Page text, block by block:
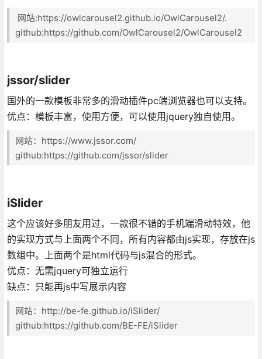
网站:https://owlcarousel2.github.io/OwlCarousel2/.
github:https://github.com/OwlCarousel2/OwlCarousel2
jssor/slider
国外的一款模板非常多的滑动插件pc端浏览器也可以支持。
优点：模板丰富，使用方便，可以使用jquery独自使用。
网站：https://www.jssor.com/
github:https://github.com/jssor/slider
iSlider
这个应该好多朋友用过，一款很不错的手机端滑动特效，他
的实现方式与上面两个不同，所有内容都由js实现，存放在js
数组中。上面两个是html代码与js混合的形式。
优点：无需jquery可独立运行
缺点：只能再js中写展示内容
网站：http://be-fe.github.io/iSlider/
github:https://github.com/BE-FE/iSlider